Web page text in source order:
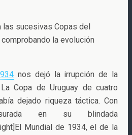
las sucesivas Copas del
la evolución
nos dejó la irrupción de la
Copa de Uruguay de cuatro
dejado riqueza táctica. Con
en su blindada
Mundial de 1934, el de la